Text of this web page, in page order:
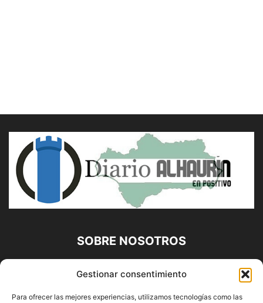
Gestionar consentimiento
Para ofrecer las mejores experiencias, utilizamos tecnologías como las
SOBRE NOSOTROS
Diario Alhaurín (www.alhaurindelatorre.com) Propiedad de
Francisco E. López López | 639 95 71 95 | Noticias de
Alhaurín de la Torre, Málaga y Provincia|